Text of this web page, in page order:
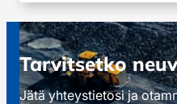
Tarvitsetko
Jätä yhteystietosi ja